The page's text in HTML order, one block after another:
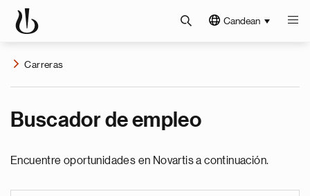
Candean
Carreras
Buscador de empleo
Encuentre oportunidades en Novartis a continuación.